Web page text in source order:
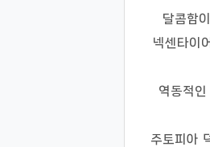
달콤함
넥센타이
역동적
주토피아